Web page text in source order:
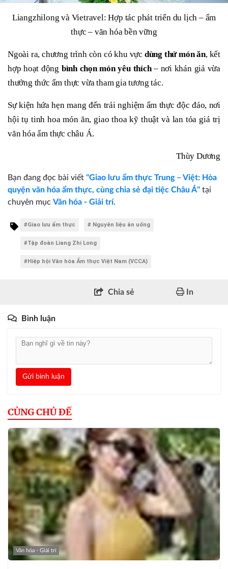
Liangzhilong và Vietravel: Hợp tác phát triển du lịch – ẩm
thực – văn hóa bền vững
Ngoài ra, chương trình còn có khu vực dùng thử món ăn, kết
hợp hoạt động bình chọn món yêu thích– nơi khán giả vừa
thưởng thức ẩm thực vừa tham gia tương tác.
Sự kiện hứa hẹn mang đến trải nghiệm ẩm thực độc đáo, nơi
hội tụ tinh hoa món ăn, giao thoa kỹ thuật và lan tỏa giá trị
văn hóa ẩm thực châu Á.
Thùy Dương
Bạn đang đọc bài viết "Giao lưu ẩm thực Trung – Việt: Hòa
quyện văn hóa ẩm thực, cùng chia sẻ đại tiệc Châu Á" tại
chuyên mục Văn hóa - Giải trí.
#Giao lưu ẩm thực # Nguyên liệu ăn uống
#Tập đoàn Liang Zhi Long
#Hiệp hội Văn hóa Ẩm thực Việt Nam (VCCA)
Chia sẻ In
Bình luận
Gửi bình luận
CÙNG CHỦ ĐỀ
Văn hóa - Giải trí